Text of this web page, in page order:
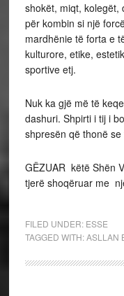
shokët, miqt, kolegët,
për kombin si një
mardhënie të forta e
kulturore, etike,
sportive etj.
Nuk ka gjë më të
dashuri. Shpirti i tij i
shpresën që thonë
GËZUAR këtë Shën
tjerë shoqëruar me
FILED UNDER: ESSE
TAGGED WITH:ASLLAN